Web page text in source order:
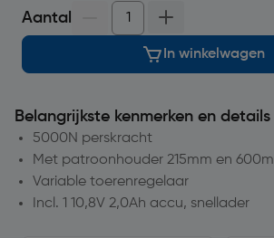
Aantal
In winkelwagen
Belangrijkste kenmerken en details
5000N perskracht
Met patroonhouder 215mm en 600ml
Variable toerenregelaar
Incl. 1 10,8V 2,0Ah accu, snellader